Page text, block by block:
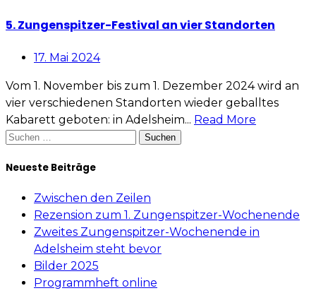
5. Zungenspitzer-Festival an vier Standorten
17. Mai 2024
Vom 1. November bis zum 1. Dezember 2024 wird an
vier verschiedenen Standorten wieder geballtes
Kabarett geboten: in Adelsheim... Read More
Suchen
Neueste Beiträge
Zwischen den Zeilen
Rezension zum 1. Zungenspitzer-Wochenende
Zweites Zungenspitzer-Wochenende in
Adelsheim steht bevor
Bilder 2025
Programmheft online